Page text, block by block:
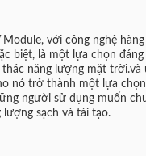
Module, với công nghệ
biệt, là một lựa chọn
thác năng lượng mặt trời.và
nó trở thành một lựa
người sử dụng muốn
lượng sạch và tái tạo.